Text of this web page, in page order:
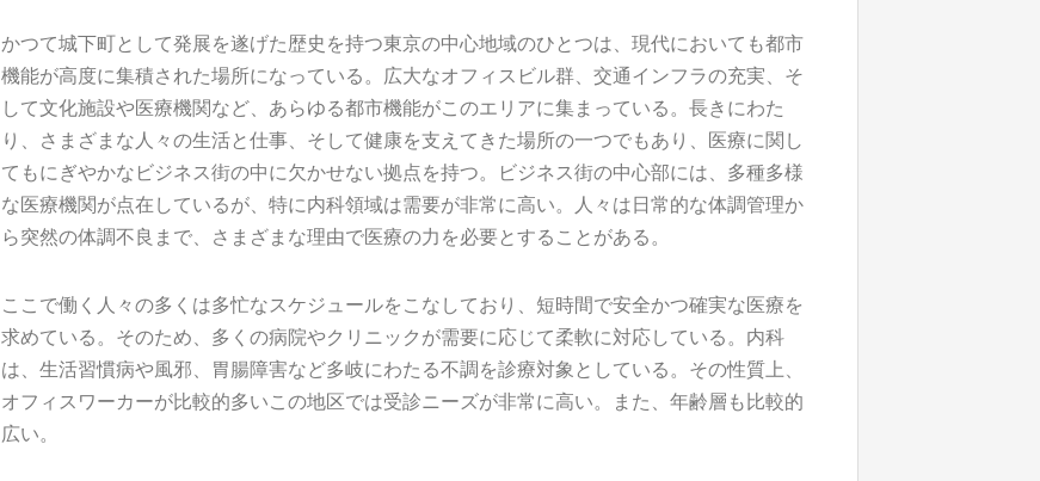
かつて城下町として発展を遂げた歴史を持つ東京の中心地域のひとつは、現代においても都市
機能が高度に集積された場所になっている。
広大なオフィスビル群、交通インフラの充実、そ
して文化施設や医療機関など、あらゆる都市機能がこのエリアに集まっている。長きにわた
り、さまざまな人々の生活と仕事、そして健康を支えてきた場所の一つでもあり、医療に関し
てもにぎやかなビジネス街の中に欠かせない拠点を持つ。ビジネス街の中心部には、多種多様
な医療機関が点在しているが、特に内科領域は需要が非常に高い。人々は日常的な体調管理か
ら突然の体調不良まで、さまざまな理由で医療の力を必要とすることがある。
ここで働く人々の多くは多忙なスケジュールをこなしており、短時間で安全かつ確実な医療を
求めている。そのため、多くの病院やクリニックが需要に応じて柔軟に対応している。内科
は、生活習慣病や風邪、胃腸障害など多岐にわたる不調を診療対象としている。その性質上、
オフィスワーカーが比較的多いこの地区では受診ニーズが非常に高い。また、年齢層も比較的
広い。